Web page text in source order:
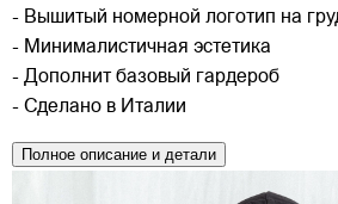
- Вышитый номерной логотип на
- Минималистичная эстетика
- Дополнит базовый гардероб
- Сделано в Италии
Полное описание и детали